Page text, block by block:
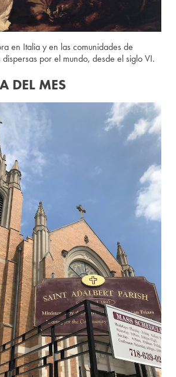
en Italia y en las comunidades de
por el mundo, desde el siglo VI.
DEL MES